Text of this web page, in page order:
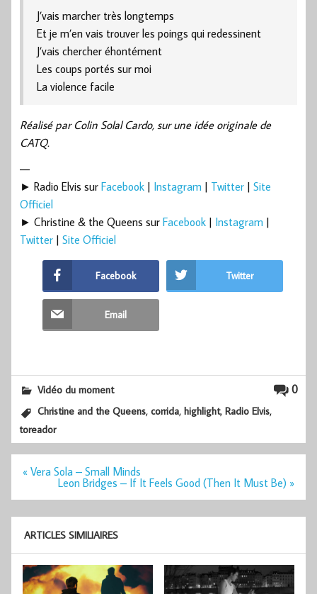
J’vais marcher très longtemps
Et je m’en vais trouver les poings qui redessinent
J’vais chercher éhontément
Les coups portés sur moi
La violence facile
Réalisé par Colin Solal Cardo, sur une idée originale de
CATQ.
—
► Radio Elvis sur Facebook | Instagram | Twitter | Site
Officiel
► Christine & the Queens sur Facebook | Instagram |
Twitter | Site Officiel
Facebook Twitter
Email
0
Vidéo du moment
Christine and the Queens,corrida,highlight,Radio Elvis,
toreador
Navigation
« Vera Sola – Small Minds
Leon Bridges – If It Feels Good (Then It Must Be) »
ARTICLES SIMILIAIRES